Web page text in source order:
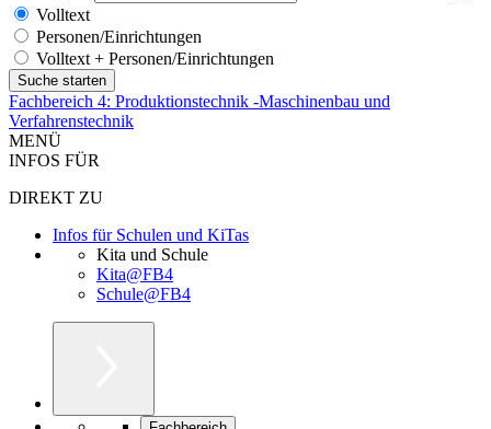
Volltext
Personen/Einrichtungen
Volltext + Personen/Einrichtungen
Fachbereich 4: Produktionstechnik -Maschinenbau und
Verfahrenstechnik
MENÜ
INFOS FÜR
DIREKT ZU
Infos für Schulen und KiTas
Kita und Schule
Kita@FB4
Schule@FB4